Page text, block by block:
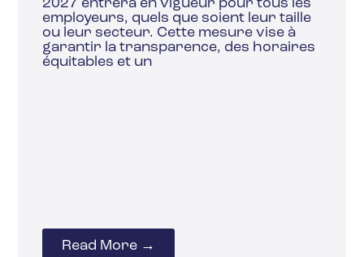
2027 entrera en vigueur pour tous les
employeurs, quels que soient leur taille
ou leur secteur. Cette mesure vise à
garantir la transparence, des horaires
équitables et un
Read More →